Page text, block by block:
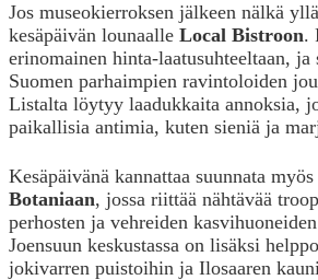
Jos museokierroksen jälkeen nälkä
kesäpäivän lounaalle Local Bistroon.
erinomainen hinta-laatusuhteeltaan,
Suomen parhaimpien ravintoloiden
Listalta löytyy laadukkaita annoksia,
paikallisia antimia, kuten sieniä ja
Kesäpäivänä kannattaa suunnata myös
Botaniaan, jossa riittää nähtävää
perhosten ja vehreiden
Joensuun keskustassa on lisäksi
jokivarren puistoihin ja Ilosaaren